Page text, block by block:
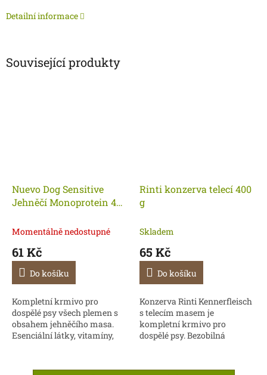
Detailní informace
Související produkty
Nuevo Dog Sensitive
Jehněčí Monoprotein 400
Momentálně nedostupné
61 Kč
Do košíku
Kompletní krmivo pro
dospělé psy všech plemen s
obsahem jehněčího masa.
Esenciální látky, vitamíny,
komplexní stravu. Zdrojem...
Rinti konzerva telecí 400
g
Skladem
65 Kč
Do košíku
Konzerva Rinti Kennerfleisch
s telecím masem je
kompletní krmivo pro
dospělé psy. Bezobilná
a lahodnými kousky masa je